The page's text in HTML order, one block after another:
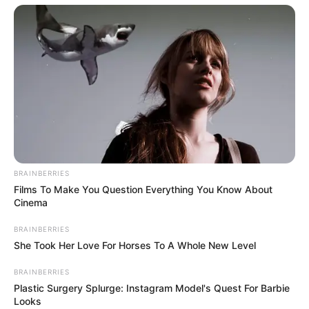
Tinggi: – cm
Berat: – kg
Golongan Darah: –
Warna Rambut: –
Ukuran Sepatu: –
Ukuran Baju: –
Pendidikan
Keluarga
BRAINBERRIES
Films To Make You Question Everything You Know About
Cinema
BRAINBERRIES
She Took Her Love For Horses To A Whole New Level
BRAINBERRIES
Plastic Surgery Splurge: Instagram Model's Quest For Barbie
Looks